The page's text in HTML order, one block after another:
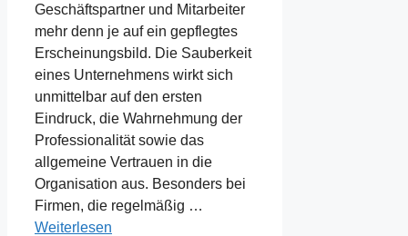
Geschäftspartner und Mitarbeiter
mehr denn je auf ein gepflegtes
Erscheinungsbild. Die Sauberkeit
eines Unternehmens wirkt sich
unmittelbar auf den ersten
Eindruck, die Wahrnehmung der
Professionalität sowie das
allgemeine Vertrauen in die
Organisation aus. Besonders bei
Firmen, die regelmäßig …
Weiterlesen